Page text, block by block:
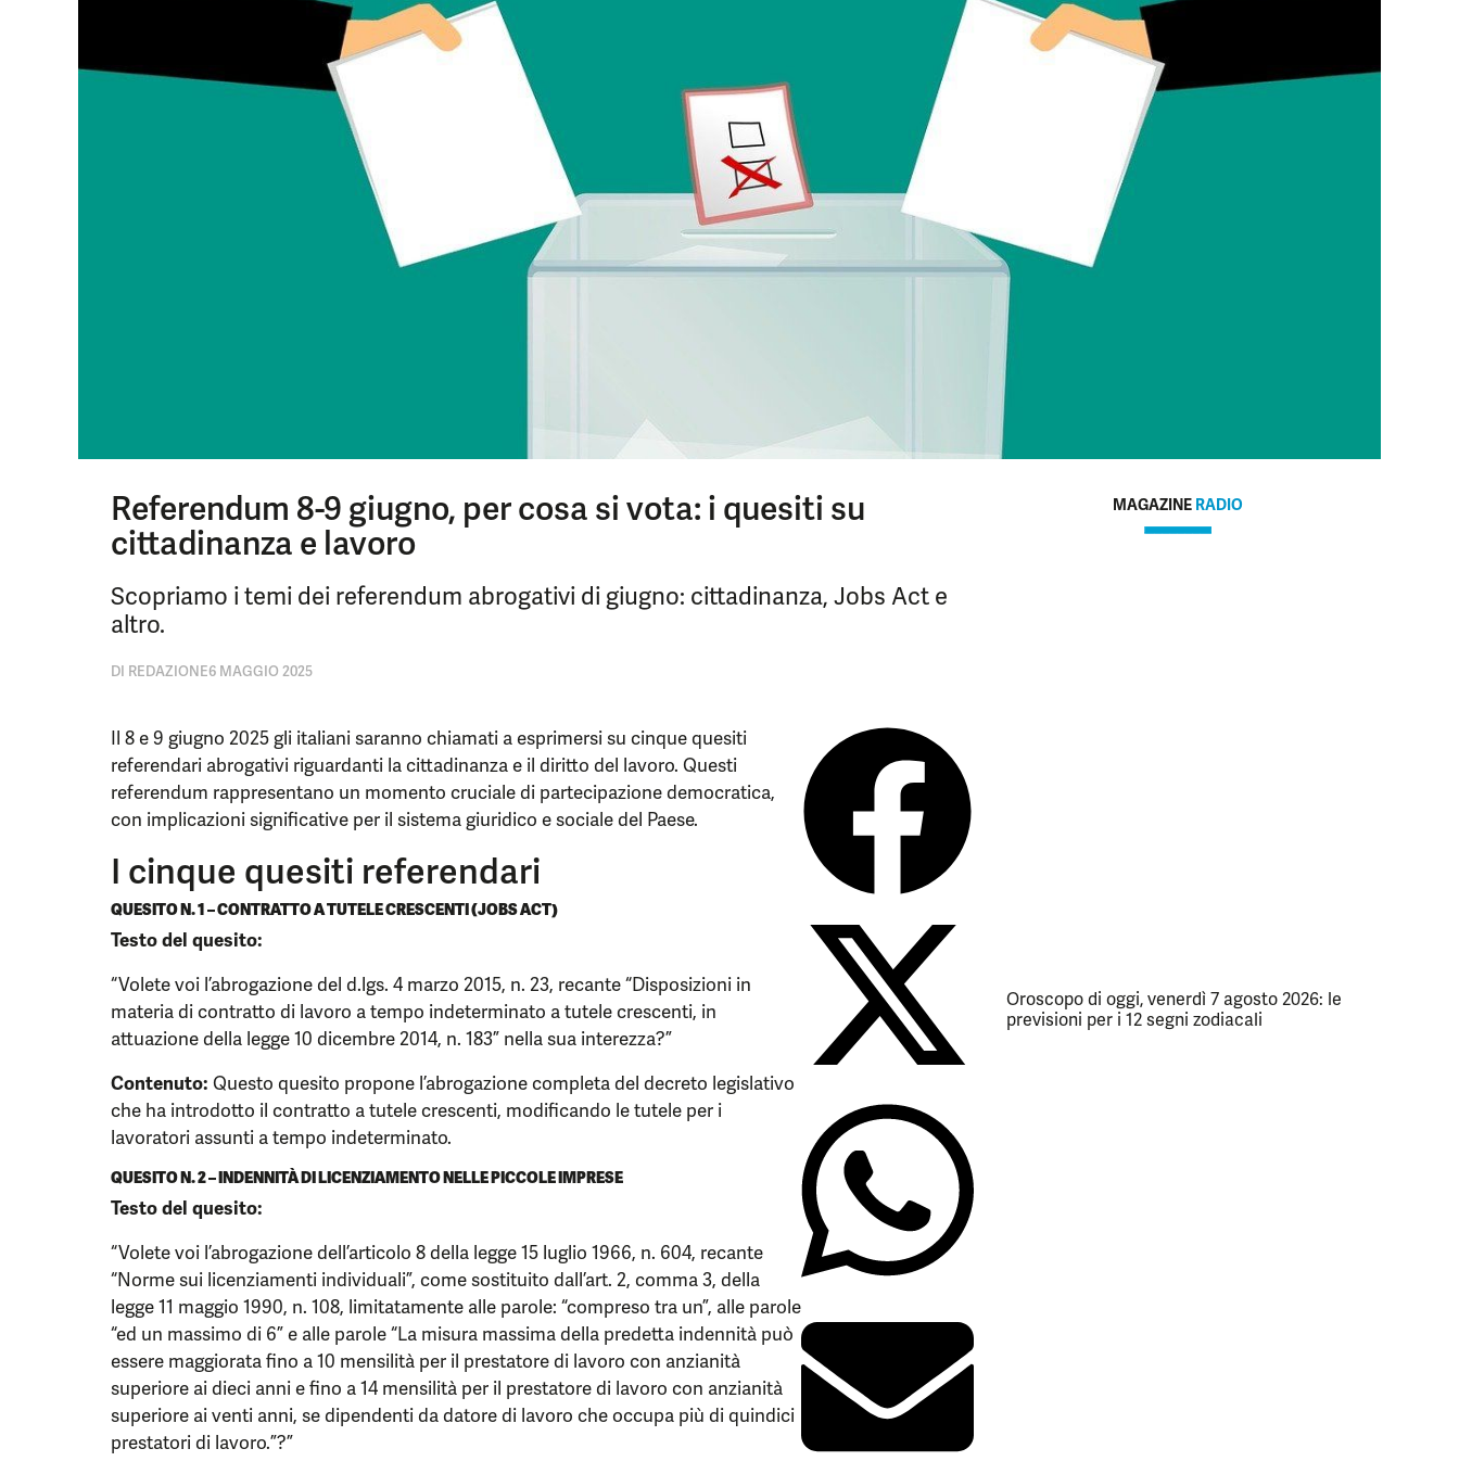
Referendum 8-9 giugno, per cosa si vota: i quesiti su
cittadinanza e lavoro
Scopriamo i temi dei referendum abrogativi di giugno: cittadinanza, Jobs Act e
altro.
DI REDAZIONE6 MAGGIO 2025
Il 8 e 9 giugno 2025 gli italiani saranno chiamati a esprimersi su cinque quesiti
referendari abrogativi riguardanti la cittadinanza e il diritto del lavoro. Questi
referendum rappresentano un momento cruciale di partecipazione democratica,
con implicazioni significative per il sistema giuridico e sociale del Paese.
I cinque quesiti referendari
QUESITO N. 1 – CONTRATTO A TUTELE CRESCENTI (JOBS ACT)
Testo del quesito:
“Volete voi l’abrogazione del d.lgs. 4 marzo 2015, n. 23, recante “Disposizioni in
materia di contratto di lavoro a tempo indeterminato a tutele crescenti, in
attuazione della legge 10 dicembre 2014, n. 183” nella sua interezza?”
Contenuto: Questo quesito propone l’abrogazione completa del decreto legislativo
che ha introdotto il contratto a tutele crescenti, modificando le tutele per i
lavoratori assunti a tempo indeterminato.
QUESITO N. 2 – INDENNITÀ DI LICENZIAMENTO NELLE PICCOLE IMPRESE
Testo del quesito:
“Volete voi l’abrogazione dell’articolo 8 della legge 15 luglio 1966, n. 604, recante
“Norme sui licenziamenti individuali”, come sostituito dall’art. 2, comma 3, della
legge 11 maggio 1990, n. 108, limitatamente alle parole: “compreso tra un”, alle parole
“ed un massimo di 6” e alle parole “La misura massima della predetta indennità può
essere maggiorata fino a 10 mensilità per il prestatore di lavoro con anzianità
superiore ai dieci anni e fino a 14 mensilità per il prestatore di lavoro con anzianità
superiore ai venti anni, se dipendenti da datore di lavoro che occupa più di quindici
prestatori di lavoro.”?”
MAGAZINE RADIO
Oroscopo di oggi, venerdì 7 agosto 2026: le
previsioni per i 12 segni zodiacali